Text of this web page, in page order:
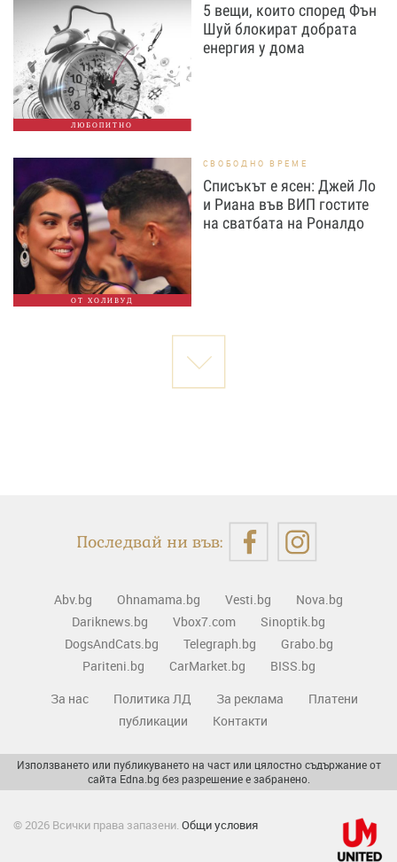
ЛЮБОПИТНО
5 вещи, които според Фън
Шуй блокират добрата
енергия у дома
ОТ ХОЛИВУД
СВОБОДНО ВРЕМЕ
Списъкът е ясен: Джей Ло
и Риана във ВИП гостите
на сватбата на Роналдо
Последвай ни във:
Abv.bg Ohnamama.bg Vesti.bg
Nova.bg
Dariknews.bg
Vbox7.com
Sinoptik.bg
DogsAndCats.bg
Telegraph.bg
Grabo.bg
Pariteni.bg
CarMarket.bg
BISS.bg
За нас
Политика ЛД За реклама
Платени
публикации
Контакти
Използването или публикуването на част или цялостно съдържание от
сайта Edna.bg без разрешение е забранено.
© 2026 Всички права запазени. Общи условия